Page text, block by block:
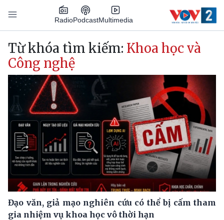
Nhảy đến nội dung
RadioPodcastMultimedia
Main navigation
Từ khóa tìm kiếm: Khoa học và
Công nghệ
Đạo văn, giả mạo nghiên cứu có thể bị cấm tham
gia nhiệm vụ khoa học vô thời hạn